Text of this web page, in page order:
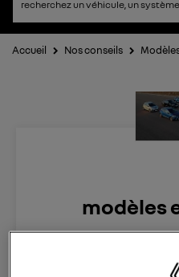
Accueil Nos conseils
modèles
Véhicules